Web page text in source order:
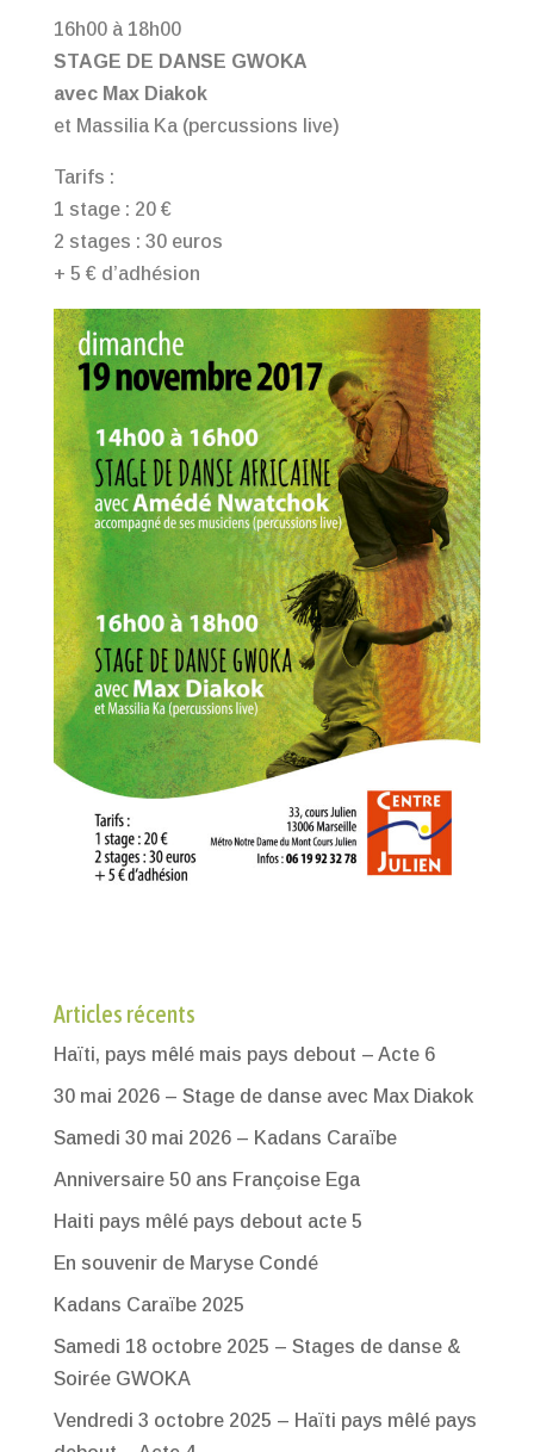
16h00 à 18h00
STAGE DE DANSE GWOKA
avec Max Diakok
et Massilia Ka (percussions live)
Tarifs :
1 stage : 20 €
2 stages : 30 euros
+ 5 € d’adhésion
Articles récents
Haïti, pays mêlé mais pays debout – Acte 6
30 mai 2026 – Stage de danse avec Max Diakok
Samedi 30 mai 2026 – Kadans Caraïbe
Anniversaire 50 ans Françoise Ega
Haiti pays mêlé pays debout acte 5
En souvenir de Maryse Condé
Kadans Caraïbe 2025
Samedi 18 octobre 2025 – Stages de danse &
Soirée GWOKA
Vendredi 3 octobre 2025 – Haïti pays mêlé pays